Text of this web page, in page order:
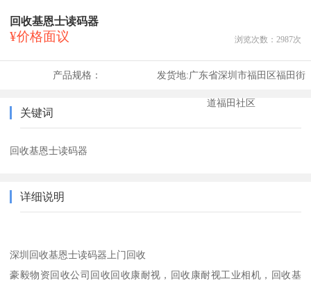
回收基恩士读码器
¥价格面议 浏览次数： 2987次
产品规格： 发货地:广东省深圳市福田区福田街
道福田社区
关键词
回收基恩士读码器
详细说明
深圳回收基恩士读码器上门回收
豪毅物资回收公司回收回收康耐视，回收康耐视工业相机，回收基